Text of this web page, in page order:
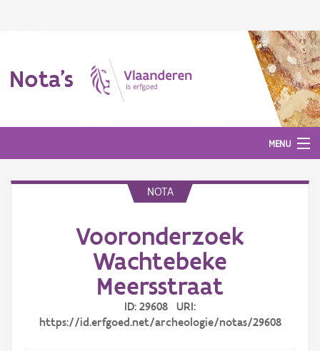
Nota's
MENU
NOTA
Vooronderzoek
Wachtebeke
Meersstraat
ID: 29608 URI:
https://id.erfgoed.net/archeologie/notas/29608